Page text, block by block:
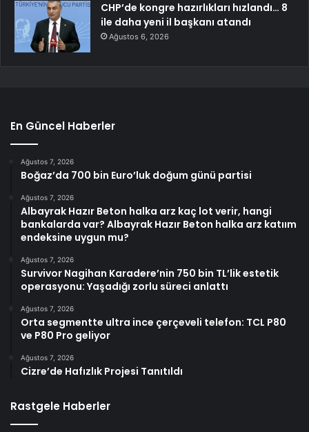
CHP’de kongre hazırlıkları hızlandı… 8
ile daha yeni il başkanı atandı
Ağustos 6, 2026
En Güncel Haberler
Ağustos 7, 2026
Boğaz’da 700 bin Euro’luk doğum günü partisi
Ağustos 7, 2026
Albayrak Hazır Beton halka arz kaç lot verir, hangi
bankalarda var? Albayrak Hazır Beton halka arz katıım
endeksine uygun mu?
Ağustos 7, 2026
Survivor Nagihan Karadere’nin 750 bin TL’lik estetik
operasyonu: Yaşadığı zorlu süreci anlattı
Ağustos 7, 2026
Orta segmentte ultra ince çerçeveli telefon: TCL P80
ve P80 Pro geliyor
Ağustos 7, 2026
Cizre’de Hafızlık Projesi Tanıtıldı
Rastgele Haberler